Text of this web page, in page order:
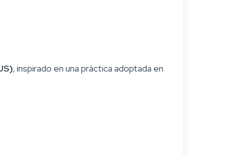
, inspirado en una práctica adoptada en